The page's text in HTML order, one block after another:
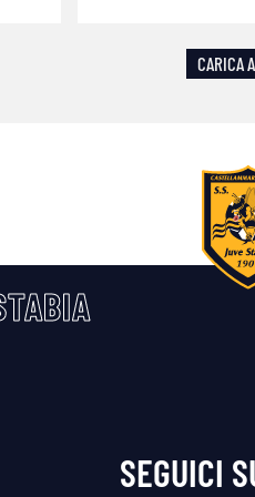
CARICA
SEGUICI